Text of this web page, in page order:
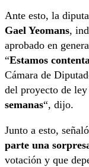
Ante esto, la
Gael Yeomans,
aprobado en
“Estamos
Cámara de
del proyecto de ley
semanas“, dijo.
Junto a esto,
parte una
votación y que